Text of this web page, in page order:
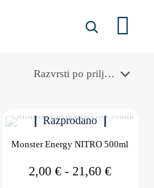
Razprodano
Monster Energy NITRO 500ml
2,00€ - 21,60€Cenovni